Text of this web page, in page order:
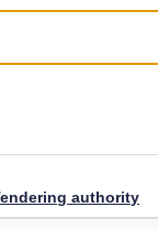
authority